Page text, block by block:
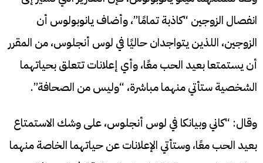
انفصال الزوجين “كاذبة تمامًا”، وأضاف يانوبولوس أن
الزوجين، اللذين يتواجدان حاليًا في لوس أنجلوس، من المقرر
أن يستمتعا بعيد الحب معًا، وأي إعلانات تتعلق بحياتهما
الشخصية ستأتي منهما مباشرة، “وليس من الصحافة”.
وقال: “كاني وبيانكا في لوس أنجلوس، على وشك الاستمتاع
بعيد الحب معًا، وستأتي الإعلانات عن حياتهما الخاصة منهما